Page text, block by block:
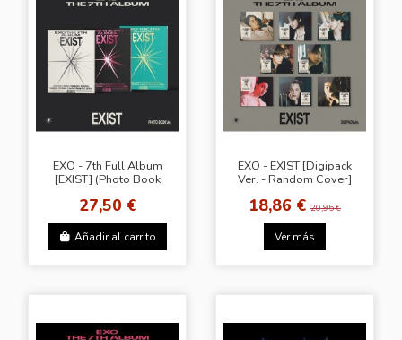
EXO - 7th Full Album
[EXIST] (Photo Book
27,50 €
Añadir al carrito
EXO - EXIST [Digipack
Ver. - Random Cover]
18,86 €20,95 €
Ver más